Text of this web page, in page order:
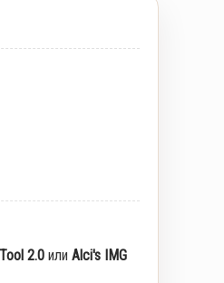
2.0или Alci's IMG